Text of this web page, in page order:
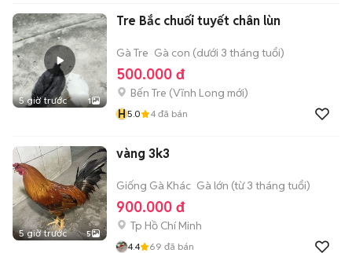
5 giờ trước 1
Tre Bắc chuối tuyết chân lùn
Gà Tre Gà con (dưới 3 tháng tuổi)
500.000 đ
Bến Tre (Vĩnh Long mới)
H5.0 4 đã bán
5 giờ trước 5
vàng 3k3
Giống Gà Khác Gà lớn (từ 3 tháng tuổi)
900.000 đ
Tp Hồ Chí Minh
4.4 69 đã bán